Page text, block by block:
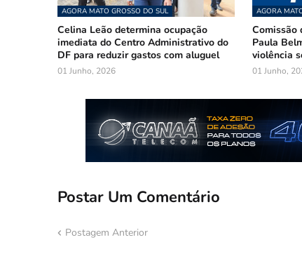
AGORA MATO GROSSO DO SUL
Celina Leão determina ocupação
imediata do Centro Administrativo do
DF para reduzir gastos com aluguel
01 Junho, 2026
AGORA
Comissão
Paula
violência
01 Junho,
Postar Um Comentário
Postagem Anterior